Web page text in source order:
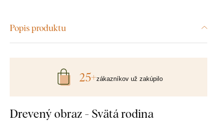
Popis produktu
Drevený obraz - Svätá rodina
25+zákazníkov už zakúpilo